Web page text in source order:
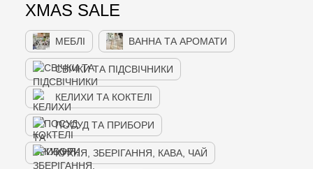
XMAS SALE
МЕБЛІ ВАННА ТА АРОМАТИ
СВІЧКИ ТА ПІДСВІЧНИКИ
КЕЛИХИ ТА КОКТЕЛІ
ПОСУД ТА ПРИБОРИ
КУХНЯ, ЗБЕРІГАННЯ, КАВА, ЧАЙ